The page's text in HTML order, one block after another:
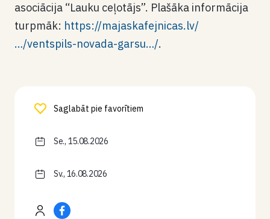
asociācija “Lauku ceļotājs”. Plašāka informācija
turpmāk: https://majaskafejnicas.lv/
…/ventspils-novada-garsu…/.
Saglabāt pie favorītiem
Se., 15.08.2026
Sv., 16.08.2026